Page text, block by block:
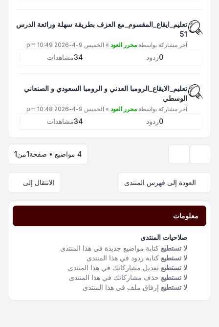
تعليم_ايقاع_المقسوم_مع العزف بطريقة سهلة ورائعة الدرس
51
آخر مشاركة بواسطة محرر العود » الخميس 9-4-2026 10:49 pm
0ردود 34مشاهدات
تعليم_الايقاع_الرومبا العدني و الرومبا السعودي و الصنعاني
الوسطي
آخر مشاركة بواسطة محرر العود » الخميس 9-4-2026 10:48 pm
0ردود 34مشاهدات
4 مواضيع • صفحة 1من1
العودة إلى فهرس المنتدى الانتقال إلى
معلومات
صلاحيات المنتدى
لا تستطيع كتابة مواضيع جديدة في هذا المنتدى
لا تستطيع كتابة ردود في هذا المنتدى
لا تستطيع تعديل مشاركاتك في هذا المنتدى
لا تستطيع حذف مشاركاتك في هذا المنتدى
لا تستطيع إرفاق ملف في هذا المنتدى